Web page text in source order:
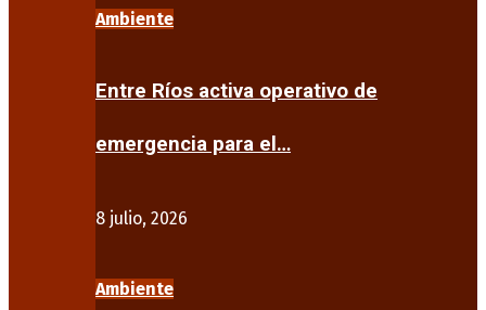
Ambiente
Entre Ríos activa operativo de
emergencia para el…
8 julio, 2026
Ambiente